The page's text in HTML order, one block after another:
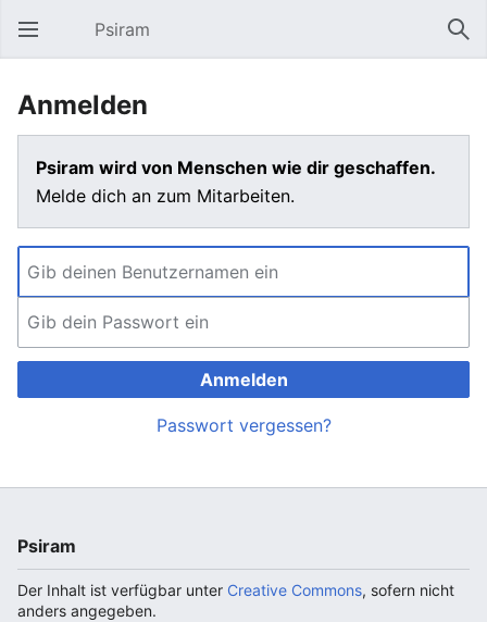
Hauptmenü öffnen Psiram
Anmelden
Psiram wird von Menschen wie dir geschaffen.
Melde dich an zum Mitarbeiten.
Anmelden
Passwort vergessen?
Psiram
Der Inhalt ist verfügbar unter Creative Commons, sofern nicht
anders angegeben.